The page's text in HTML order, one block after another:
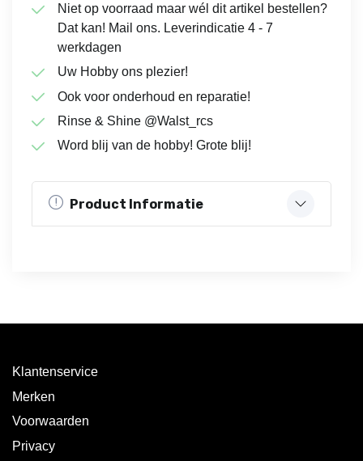
Niet op voorraad maar wél dit artikel bestellen?
Dat kan! Mail ons. Leverindicatie 4 - 7
werkdagen
Uw Hobby ons plezier!
Ook voor onderhoud en reparatie!
Rinse & Shine @Walst_rcs
Word blij van de hobby! Grote blij!
Product Informatie
Klantenservice
Merken
Voorwaarden
Privacy